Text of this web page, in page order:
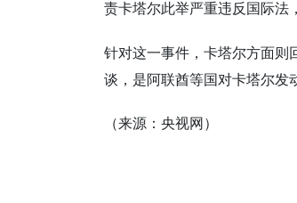
责卡塔尔此举严重违反国际法
针对这一事件，卡塔尔方面则
谈，是阿联酋等国对卡塔尔发
（来源：央视网）